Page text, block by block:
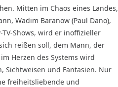
Mitten im Chaos eines Landes,
Wadim Baranow (Paul Dano),
Shows, wird er inoffizieller
reißen soll, dem Mann, der
Herzen des Systems wird
Sichtweisen und Fantasien. Nur
freiheitsliebende und